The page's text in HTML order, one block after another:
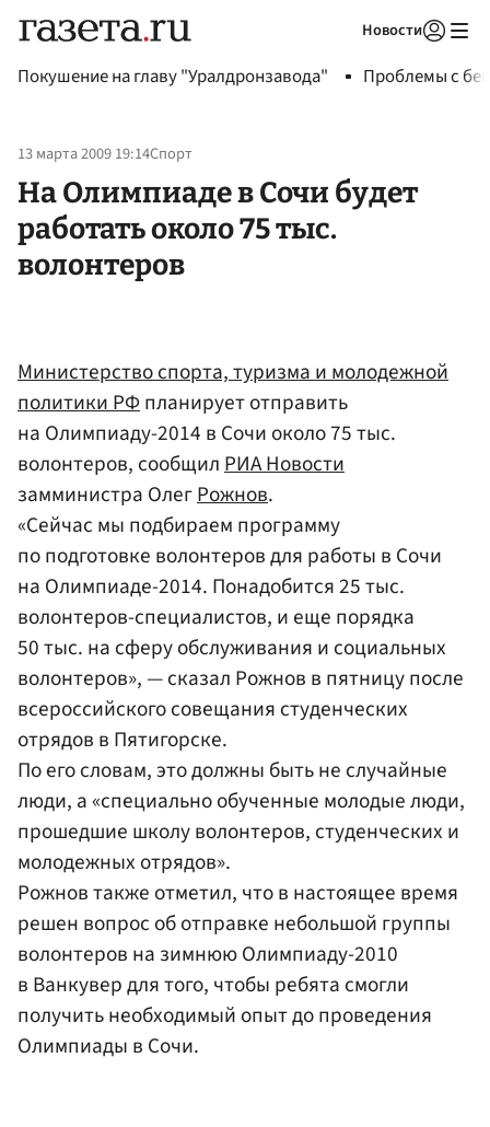
Новости
Покушение на главу "Уралдронзавода" Проблемы с
13 марта 2009 19:14Спорт
На Олимпиаде в Сочи будет
работать около 75 тыс.
волонтеров
Министерство спорта, туризма и молодежной
политики РФпланирует отправить
на Олимпиаду-2014 в Сочи около 75 тыс.
волонтеров, сообщилРИА Новости
замминистра ОлегРожнов.
«Сейчас мы подбираем программу
по подготовке волонтеров для работы в Сочи
на Олимпиаде-2014. Понадобится 25 тыс.
волонтеров-специалистов, и еще порядка
50 тыс. на сферу обслуживания и социальных
волонтеров», — сказал Рожнов в пятницу после
всероссийского совещания студенческих
отрядов в Пятигорске.
По его словам, это должны быть не случайные
люди, а «специально обученные молодые люди,
прошедшие школу волонтеров, студенческих и
молодежных отрядов».
Рожнов также отметил, что в настоящее время
решен вопрос об отправке небольшой группы
волонтеров на зимнюю Олимпиаду-2010
в Ванкувер для того, чтобы ребята смогли
получить необходимый опыт до проведения
Олимпиады в Сочи.